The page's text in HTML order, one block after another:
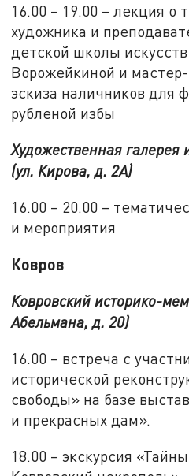
16.00 – 19.00 – лекция о
художника и
детской школы
Ворожейкиной и
эскиза наличников для
рубленой избы
Художественная
(ул. Кирова, д. 2А)
16.00 – 20.00 –
и мероприятия
Ковров
Ковровский историко-
Абельмана, д. 20)
16.00 – встреча с
исторической
свободы» на базе
и прекрасных дам».
18.00 – экскурсия